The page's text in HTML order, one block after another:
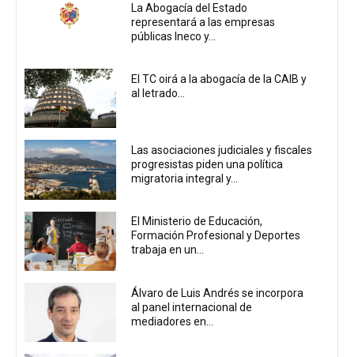
La Abogacía del Estado
representará a las empresas
públicas Ineco y...
El TC oirá a la abogacía de la CAIB y
al letrado...
Las asociaciones judiciales y fiscales
progresistas piden una política
migratoria integral y...
El Ministerio de Educación,
Formación Profesional y Deportes
trabaja en un...
Álvaro de Luis Andrés se incorpora
al panel internacional de
mediadores en...